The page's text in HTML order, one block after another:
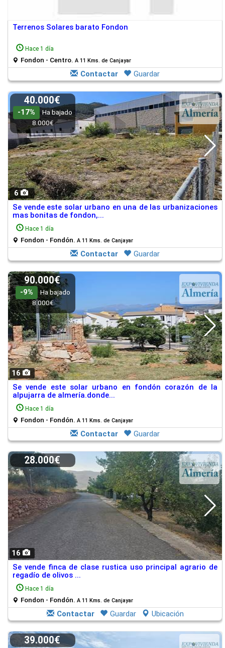
Terrenos Solares barato Fondon
Hace 1 día
Fondon - Centro. A 11 Kms. de Canjayar
Contactar Guardar
6
40.000€
-17%
Ha bajado
8.000€
Se vende este solar urbano en una de las urbanizaciones
mas bonitas de fondon,...
Hace 1 día
Fondon - Fondón. A 11 Kms. de Canjayar
Contactar Guardar
16
90.000€
-9%
Ha bajado
8.000€
Se vende este solar urbano en fondón corazón de la
alpujarra de almería.donde...
Hace 1 día
Fondon - Fondón. A 11 Kms. de Canjayar
Contactar Guardar
16
28.000€
Se vende finca de clase rustica uso principal agrario de
regadío de olivos ...
Hace 1 día
Fondon - Fondón. A 11 Kms. de Canjayar
Contactar Guardar Ubicación
39.000€